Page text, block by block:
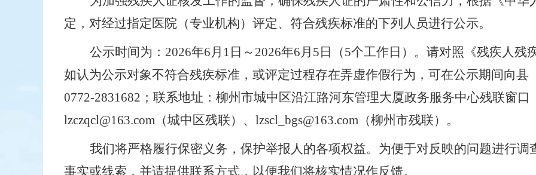
定，对经过指定医院（专业机构）评定、符合残疾标准的下列人员进行公示。
公示时间为： 2026年6月 1 日～ 2026年6月 5 日（5个工作日）。请对照《残疾人残
如认为公示对象不符合残疾标准，或评定过程存在弄虚作假行为，可在公示期间向县
0772-2831682 ；联系地址： 柳州市城中区沿江路河东管理大厦政务服务中心残联窗口
lzczqcl@163.com （城中区残联）、 lzscl_bgs@163.com （柳州市残联）。
我们将严格履行保密义务，保护举报人的各项权益。为便于对反映的问题进行
事实或线索，并请提供联系方式，以便我们将核实情况作反馈。